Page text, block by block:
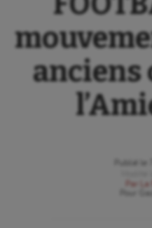
anciens
Publié le
Par